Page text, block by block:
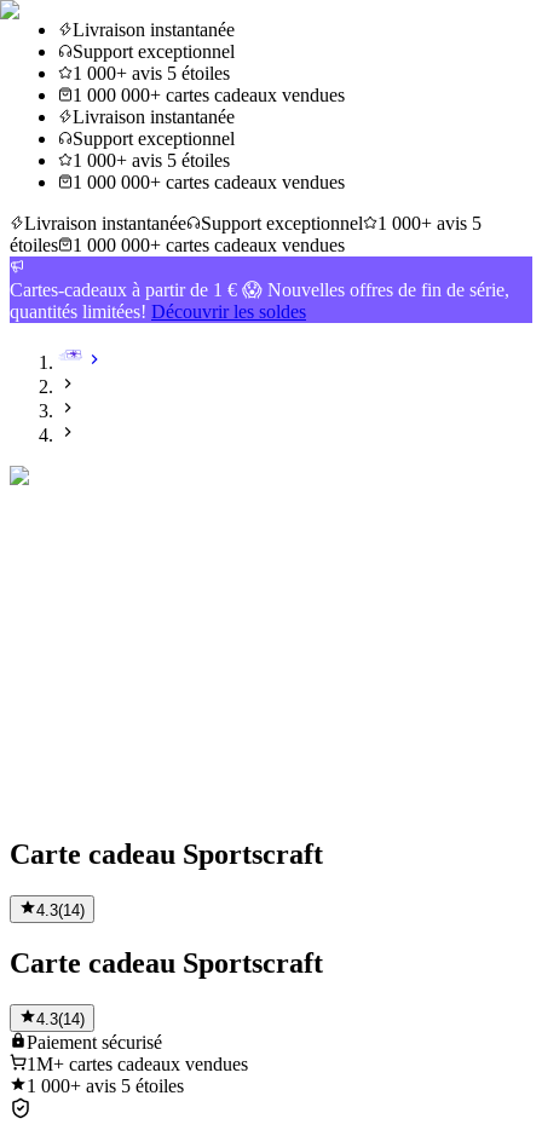
Livraison instantanée
Support exceptionnel
1 000+ avis 5 étoiles
1 000 000+ cartes cadeaux vendues
Livraison instantanée
Support exceptionnel
1 000+ avis 5 étoiles
1 000 000+ cartes cadeaux vendues
Livraison instantanée
Support exceptionnel
1 000+ avis 5
étoiles
1 000 000+ cartes cadeaux vendues
Cartes-cadeaux à partir de 1 € 😱 Nouvelles offres de fin de série,
quantités limitées! Découvrir les soldes
Carte cadeau Sportscraft
4.3(14)
Carte cadeau Sportscraft
4.3(14)
Paiement sécurisé
1M+ cartes cadeaux vendues
1 000+ avis 5 étoiles